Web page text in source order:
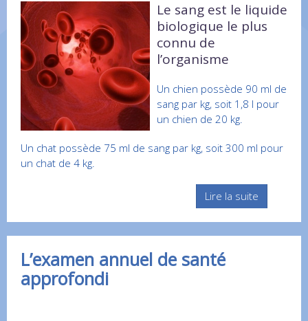
Le sang est le liquide
biologique le plus
connu de
l’organisme
Un chien possède 90 ml de
sang par kg, soit 1,8 l pour
un chien de 20 kg.
Un chat possède 75 ml de sang par kg, soit 300 ml pour
un chat de 4 kg.
Lire la suite
L’examen annuel de santé
approfondi